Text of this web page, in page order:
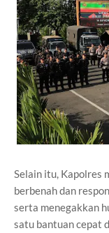
Selain itu, Kapolres
berbenah dan
serta menegakkan
satu bantuan cepat